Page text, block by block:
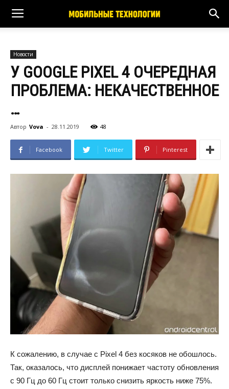
Новости
У GOOGLE PIXEL 4 ОЧЕРЕДНАЯ
ПРОБЛЕМА: НЕКАЧЕСТВЕННОЕ
…
Автор Vova - 28.11.2019 48
Facebook Twitter Pinterest
К сожалению, в случае с Pixel 4 без косяков не обошлось.
Так, оказалось, что дисплей понижает частоту обновления
с 90 Гц до 60 Гц стоит только снизить яркость ниже 75%.